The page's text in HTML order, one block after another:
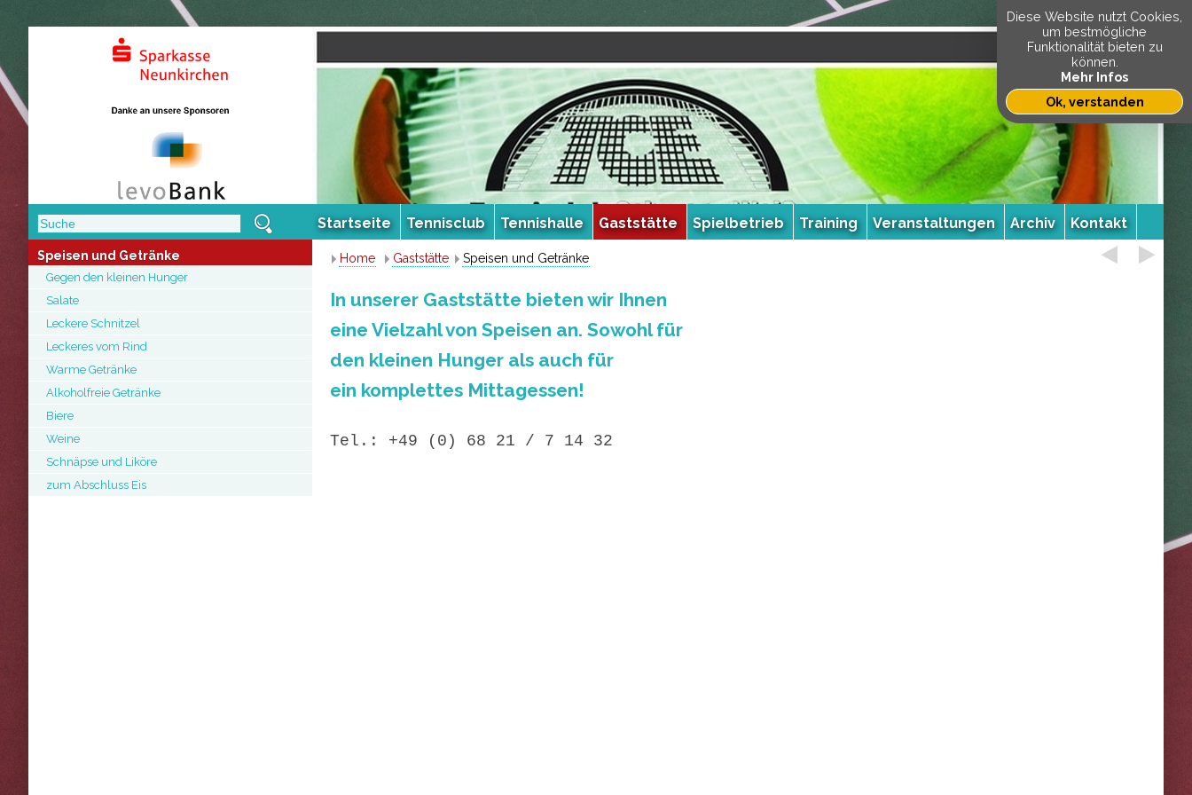
Startseite Tennisclub Tennishalle Gaststätte Spielbetrieb Training Veranstaltungen Archiv Kontakt
Speisen und Getränke
Gegen den kleinen Hunger
Salate
Leckere Schnitzel
Leckeres vom Rind
Warme Getränke
Alkoholfreie Getränke
Biere
Weine
Schnäpse und Liköre
zum Abschluss Eis
Home Gaststätte Speisen und Getränke
In unserer Gaststätte bieten wir Ihnen
eine Vielzahl von Speisen an. Sowohl für
den kleinen Hunger als auch für
ein komplettes Mittagessen!
Tel.: +49 (0) 68 21 / 7 14 32
Diese Website nutzt Cookies,
um bestmögliche
Funktionalität bieten zu
können.
Mehr Infos
Ok, verstanden